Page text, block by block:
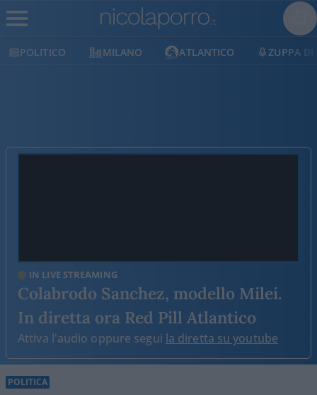
MILANO ATLANTICO ZUPPA DI PORRO
IN LIVE STREAMING
Colabrodo Sanchez, modello Milei.
In diretta ora Red Pill Atlantico
Attiva l'audio oppure segui la diretta su youtube
POLITICA